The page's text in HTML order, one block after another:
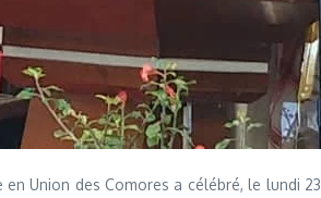
en Union des Comores a célébré, le